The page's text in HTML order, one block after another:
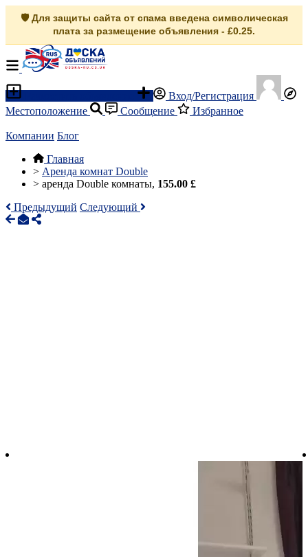
🛡️ Для защиты сайта от спама введена символическая
плата за размещение объявления - £0.25.
Вход/Регистрация
Местоположение
Сообщение Избранное
Компании Блог
Главная
> Аренда комнат Double
> аренда Double комнаты, 155.00 £
Предыдущий Следующий